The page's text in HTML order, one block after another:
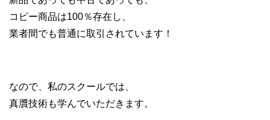
コピー商品は100％存在し、
業者間でも普通に取引されています！
なので、私のスクールでは、
真贋技術も学んでいただきます。